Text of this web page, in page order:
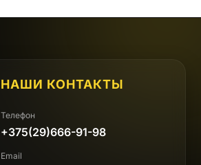
НАШИ КОНТАКТЫ
Телефон
+375(29)666-91-98
Email